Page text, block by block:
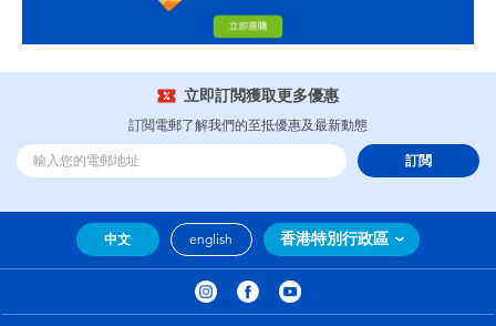
立即訂閲獲取更多優惠
訂閲電郵了解我們的至抵優惠及最新動態
訂閲
中文 english 香港特別行政區